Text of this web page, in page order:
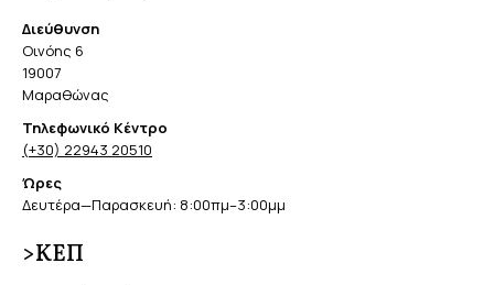
Διεύθυνση
Οινόης 6
19007
Μαραθώνας
Τηλεφωνικό Κέντρο
(+30) 22943 20510
Ώρες
Δευτέρα—Παρασκευή: 8:00πμ–3:00μμ
>ΚΕΠ